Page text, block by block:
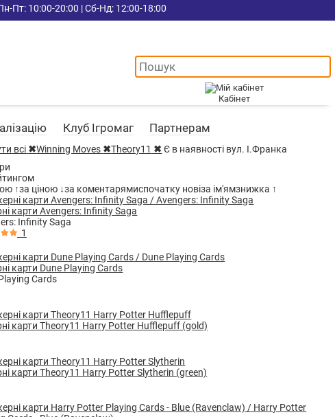
Пт: 10:00-20:00 | Сб-Нд: 12:00-18:00
Кабінет
Клуб Ігромаг Партнерам
всі ✖Winning Moves ✖Theory11 ✖ Є в наявності вул. І.Франка
↑за ціною ↓за коментарямиспочатку новіза ім'ямзнижка ↑
карти Avengers: Infinity Saga
Infinity Saga
1
карти Dune Playing Cards
Cards
карти Theory11 Harry Potter Hufflepuff (gold)
карти Theory11 Harry Potter Slytherin (green)